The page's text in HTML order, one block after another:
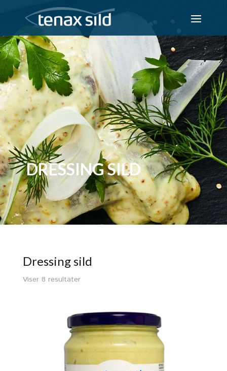
DRESSING SILD
Dressing sild
Viser 8 resultater